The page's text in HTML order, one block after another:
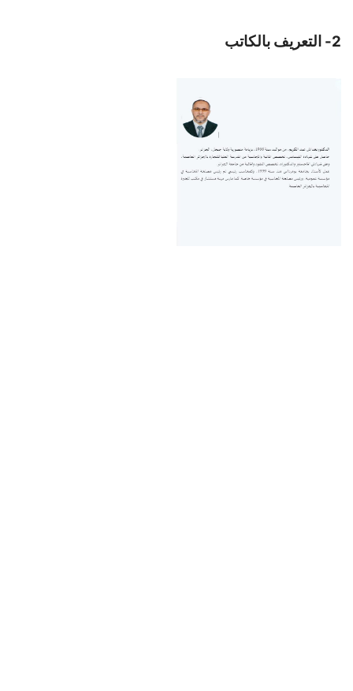
2- التعريف بالكاتب